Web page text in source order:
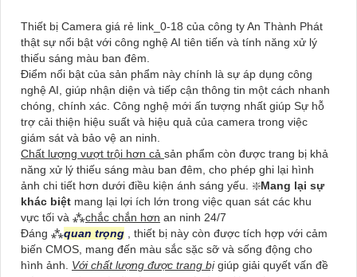
Thiết bị Camera giá rẻ link_0-18 của công ty An Thành Phát
thật sự nổi bật với công nghệ AI tiên tiến và tính năng xử lý
thiếu sáng màu ban đêm.
Điểm nổi bật của sản phẩm này chính là sự áp dụng công
nghệ AI, giúp nhận diện và tiếp cận thông tin một cách nhanh
chóng, chính xác. Công nghệ mới ấn tượng nhất giúp Sự hỗ
trợ cải thiện hiệu suất và hiệu quả của camera trong việc
giám sát và bảo vệ an ninh.
Chất lượng vượt trội hơn cả sản phẩm còn được trang bị khả
năng xử lý thiếu sáng màu ban đêm, cho phép ghi lại hình
ảnh chi tiết hơn dưới điều kiện ánh sáng yếu. ❇️Mang lại sự
khác biệt mang lại lợi ích lớn trong việc quan sát các khu
vực tối và ⁂chắc chắn hơn an ninh 24/7
Đáng ⁂quan trọng , thiết bị này còn được tích hợp với cảm
biến CMOS, mang đến màu sắc sặc sỡ và sống động cho
hình ảnh. Với chất lượng được trang bịgiúp giải quyết vấn đề